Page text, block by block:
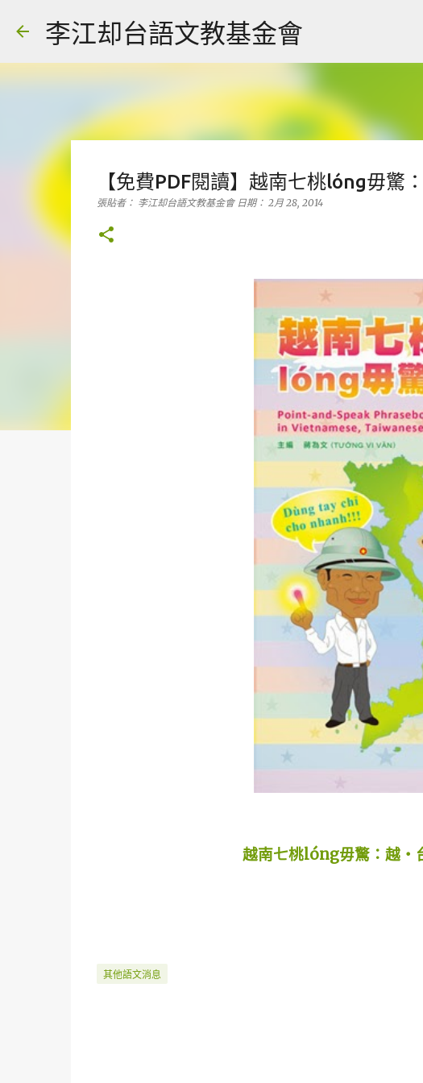
李江却台語文教基金會
【免費PDF閱讀】越南七桃lóng毋
張貼者： 李江却台語文教基金會 日期： 2月 28, 2014
越南七桃lóng毋驚：越‧
其他語文消息